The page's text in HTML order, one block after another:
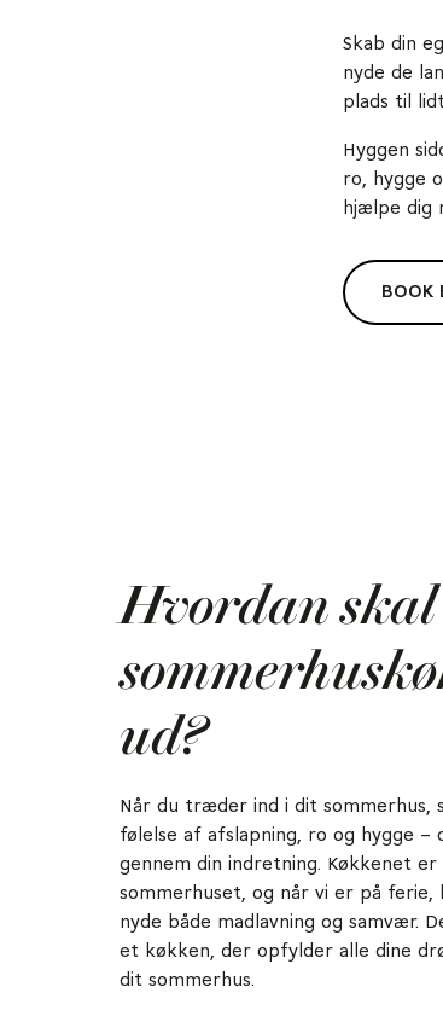
Skab din
nyde de
plads til
Hyggen
ro, hygge
hjælpe dig
BOOK
Hvordan
ud?
Når du træder ind i dit sommerhus,
følelse af afslapning, ro og hygge
gennem din indretning. Køkkenet
sommerhuset, og når vi er på
nyde både madlavning og samvær.
et køkken, der opfylder alle dine
dit sommerhus.